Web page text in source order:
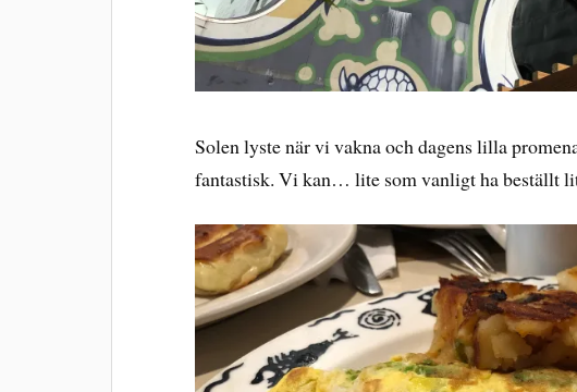
Solen lyste när vi vakna och dagens lilla
fantastisk. Vi kan… lite som vanligt ha beställt